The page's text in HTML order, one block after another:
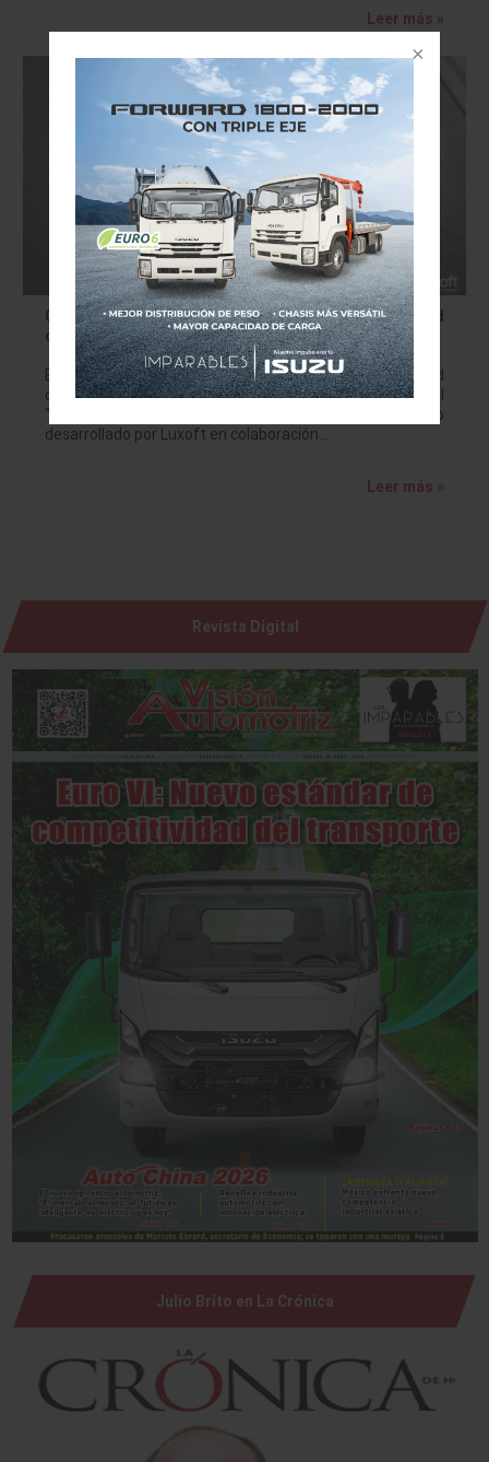
Leer más »
CES 2020: Luxoft HALO Concept, vehículo de movilidad
compartida
El Luxoft HALO Concept es un vehículo de movilidad
compartida que promete tener una experiencia digital
“revolucionaria” en el propio auto, el cual ha sido
desarrollado por Luxoft en colaboración…
Leer más »
Revista Digital
Julio Brito en La Crónica